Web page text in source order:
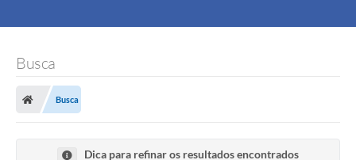
Busca
Busca
Dica para refinar os resultados encontrados